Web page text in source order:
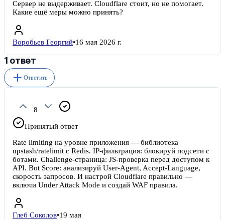
Сервер не выдерживает. Cloudflare стоит, но не помогает.
Какие ещё меры можно принять?
Воробьев Георгий•16 мая 2026 г.
1 ответ
Ответить
8
Принятый ответ
Rate limiting на уровне приложения — библиотека
upstash/ratelimit с Redis. IP-фильтрация: блокируй подсети с
ботами. Challenge-страница: JS-проверка перед доступом к
API. Bot Score: анализируй User-Agent, Accept-Language,
скорость запросов. И настрой Cloudflare правильно —
включи Under Attack Mode и создай WAF правила.
Глеб Соколов•19 мая